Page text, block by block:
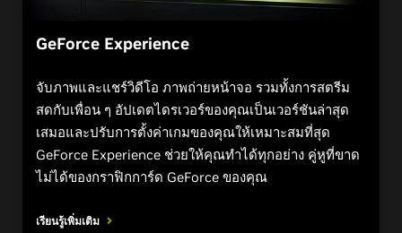
GeForce Experience
จับภาพและแชร์วิดีโอ ภาพถ่ายหน้าจอ รวมทั้งการสตรีม
สดกับเพื่อน ๆ อัปเดตไดรเวอร์ของคุณเป็นเวอร์ชันล่าสุด
เสมอและปรับการตั้งค่าเกมของคุณให้เหมาะสมที่สุด
GeForce Experience ช่วยให้คุณทำได้ทุกอย่าง คู่หูที่ขาด
ไม่ได้ของกราฟิกการ์ด GeForce ของคุณ
เรียนรู้เพิ่มเติม